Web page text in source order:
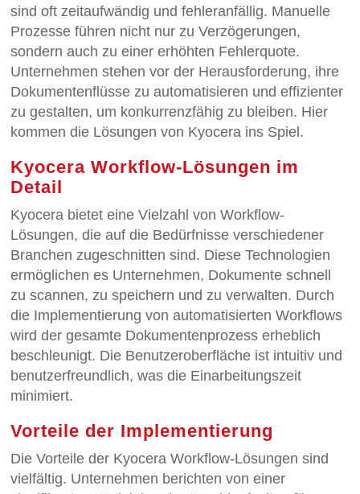
sind oft zeitaufwändig und fehleranfällig. Manuelle
Prozesse führen nicht nur zu Verzögerungen,
sondern auch zu einer erhöhten Fehlerquote.
Unternehmen stehen vor der Herausforderung, ihre
Dokumentenflüsse zu automatisieren und effizienter
zu gestalten, um konkurrenzfähig zu bleiben. Hier
kommen die Lösungen von Kyocera ins Spiel.
Kyocera Workflow-Lösungen im
Detail
Kyocera bietet eine Vielzahl von Workflow-
Lösungen, die auf die Bedürfnisse verschiedener
Branchen zugeschnitten sind. Diese Technologien
ermöglichen es Unternehmen, Dokumente schnell
zu scannen, zu speichern und zu verwalten. Durch
die Implementierung von automatisierten Workflows
wird der gesamte Dokumentenprozess erheblich
beschleunigt. Die Benutzeroberfläche ist intuitiv und
benutzerfreundlich, was die Einarbeitungszeit
minimiert.
Vorteile der Implementierung
Die Vorteile der Kyocera Workflow-Lösungen sind
vielfältig. Unternehmen berichten von einer